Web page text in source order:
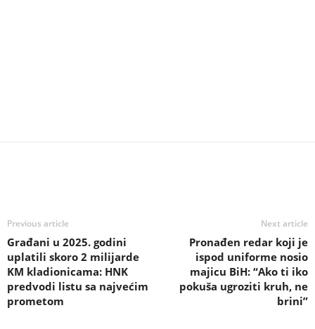
Previous article
Građani u 2025. godini
uplatili skoro 2 milijarde
KM kladionicama: HNK
predvodi listu sa najvećim
prometom
Next article
Pronađen redar koji je
ispod uniforme nosio
majicu BiH: “Ako ti iko
pokuša ugroziti kruh, ne
brini”